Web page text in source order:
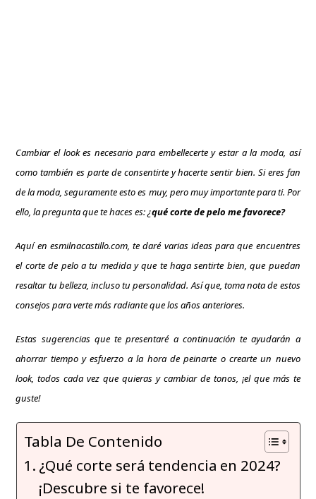
Cambiar el look es necesario para embellecerte y estar a la moda, así
como también es parte de consentirte y hacerte sentir bien. Si eres fan
de la moda, seguramente esto es muy, pero muy importante para ti. Por
ello, la pregunta que te haces es: ¿qué corte de pelo me favorece?
Aquí en esmilnacastillo.com, te daré varias ideas para que encuentres
el corte de pelo a tu medida y que te haga sentirte bien, que puedan
resaltar tu belleza, incluso tu personalidad. Así que, toma nota de estos
consejos para verte más radiante que los años anteriores.
Estas sugerencias que te presentaré a continuación te ayudarán a
ahorrar tiempo y esfuerzo a la hora de peinarte o crearte un nuevo
look, todos cada vez que quieras y cambiar de tonos, ¡el que más te
guste!
Tabla De Contenido
¿Qué corte será tendencia en 2024?
¡Descubre si te favorece!